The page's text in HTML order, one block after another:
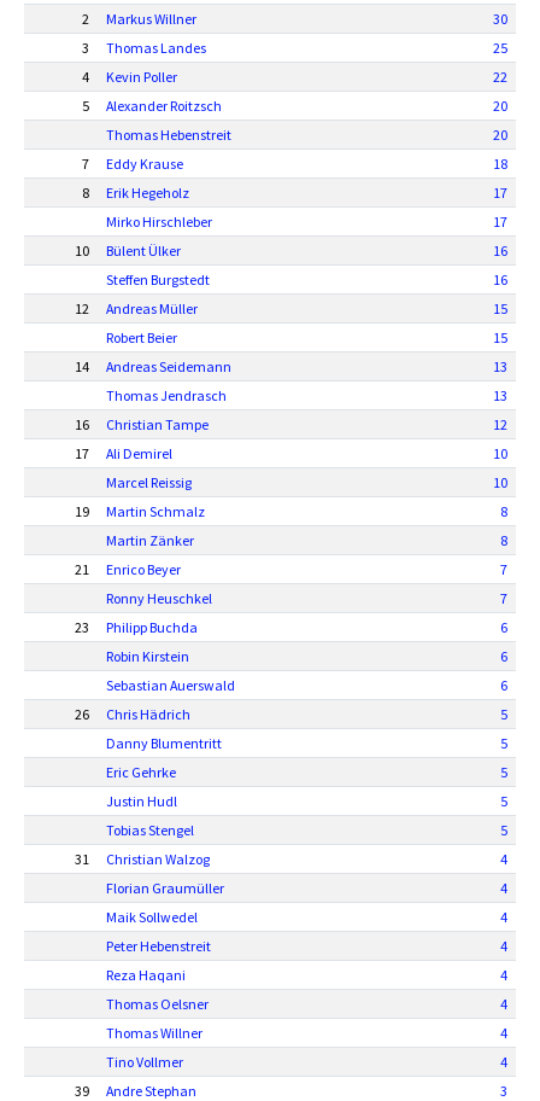
2
Markus Willner
30
3
Thomas Landes
25
4
Kevin Poller
22
5
Alexander Roitzsch
20
Thomas Hebenstreit
20
7
Eddy Krause
18
8
Erik Hegeholz
17
Mirko Hirschleber
17
10
Bülent Ülker
16
Steffen Burgstedt
16
12
Andreas Müller
15
Robert Beier
15
14
Andreas Seidemann
13
Thomas Jendrasch
13
16
Christian Tampe
12
17
Ali Demirel
10
Marcel Reissig
10
19
Martin Schmalz
8
Martin Zänker
8
21
Enrico Beyer
7
Ronny Heuschkel
7
23
Philipp Buchda
6
Robin Kirstein
6
Sebastian Auerswald
6
26
Chris Hädrich
5
Danny Blumentritt
5
Eric Gehrke
5
Justin Hudl
5
Tobias Stengel
5
31
Christian Walzog
4
Florian Graumüller
4
Maik Sollwedel
4
Peter Hebenstreit
4
Reza Haqani
4
Thomas Oelsner
4
Thomas Willner
4
Tino Vollmer
4
39
Andre Stephan
3